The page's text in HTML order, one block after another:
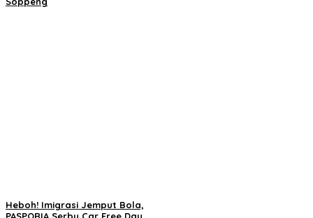
Heboh! Imigrasi Jemput Bola,
PASPORIA Serbu Car Free Day